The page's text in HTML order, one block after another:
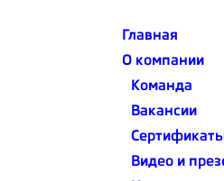
Главная
О компании
Команда
Вакансии
Видео и
Портфолио